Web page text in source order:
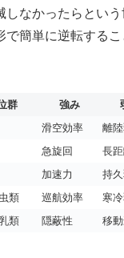
しなかったらとい
で簡単に逆転する
群 強み
滑空効率 離
急旋回 長
加速力 持
類 巡航効率 寒
類 隠蔽性 移